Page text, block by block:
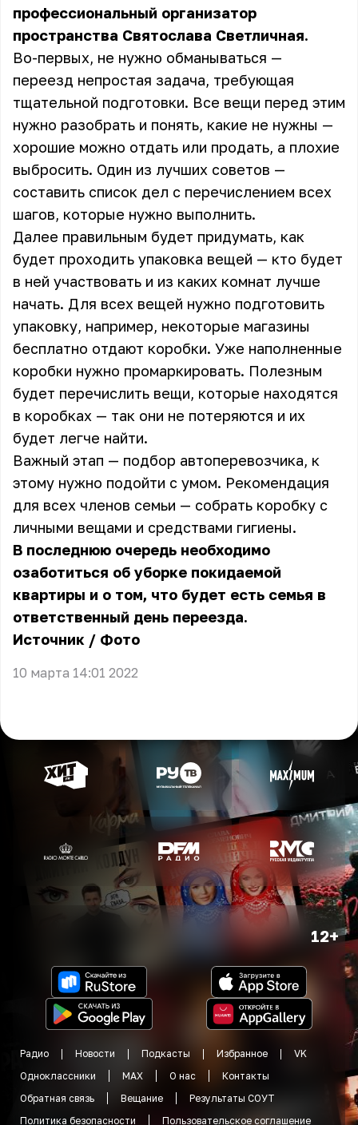
профессиональный организатор
пространства Святослава Светличная.
Во-первых, не нужно обманываться —
переезд непростая задача, требующая
тщательной подготовки. Все вещи перед этим
нужно разобрать и понять, какие не нужны —
хорошие можно отдать или продать, а плохие
выбросить. Один из лучших советов —
составить список дел с перечислением всех
шагов, которые нужно выполнить.
Далее правильным будет придумать, как
будет проходить упаковка вещей — кто будет
в ней участвовать и из каких комнат лучше
начать. Для всех вещей нужно подготовить
упаковку, например, некоторые магазины
бесплатно отдают коробки. Уже наполненные
коробки нужно промаркировать. Полезным
будет перечислить вещи, которые находятся
в коробках — так они не потеряются и их
будет легче найти.
Важный этап — подбор автоперевозчика, к
этому нужно подойти с умом. Рекомендация
для всех членов семьи — собрать коробку с
личными вещами и средствами гигиены.
В последнюю очередь необходимо
озаботиться об уборке покидаемой
квартиры и о том, что будет есть семья в
ответственный день переезда.
Источник / Фото
10 марта 14:01 2022
12+
Радио Новости Подкасты Избранное
VK
Одноклассники
MAX О нас
Контакты
Обратная связь
Вещание
Результаты СОУТ
Политика безопасности
Пользовательское соглашение